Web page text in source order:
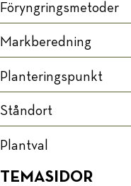
Föryngringsmetoder
Markberedning
Planteringspunkt
Ståndort
Plantval
TEMASIDOR